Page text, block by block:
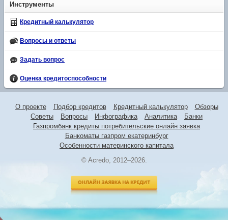
Инструменты
Кредитный калькулятор
Вопросы и ответы
Задать вопрос
Оценка кредитоспособности
О проекте Подбор кредитов Кредитный калькулятор
Обзоры
Советы
Вопросы Инфографика Аналитика
Банки
Газпромбанк кредиты потребительские онлайн заявка
Банкоматы газпром екатеринбург
Особенности материнского капитала
© Acredo, 2012–2026.